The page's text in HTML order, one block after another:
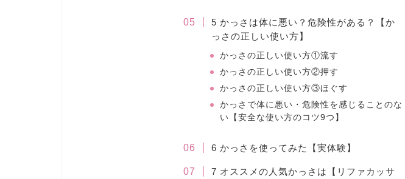
5 かっさは体に悪い？危険性がある？【か
っさの正しい使い方】
かっさの正しい使い方①流す
かっさの正しい使い方②押す
かっさの正しい使い方③ほぐす
かっさで体に悪い・危険性を感じることのな
い【安全な使い方のコツ9つ】
6 かっさを使ってみた【実体験】
7 オススメの人気かっさは【リファカッサ